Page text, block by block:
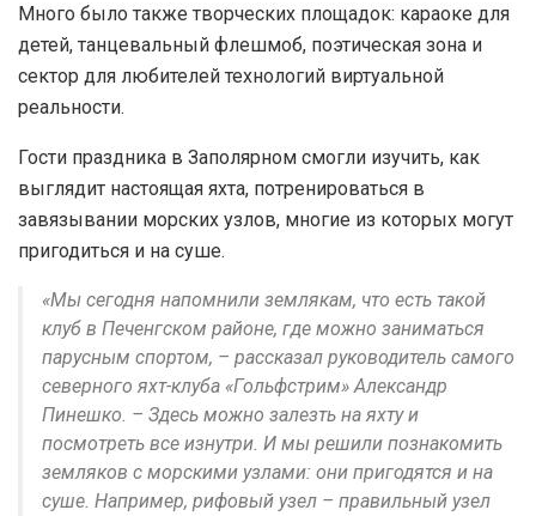
Много было также творческих площадок: караоке для
детей, танцевальный флешмоб, поэтическая зона и
сектор для любителей технологий виртуальной
реальности.
Гости праздника в Заполярном смогли изучить, как
выглядит настоящая яхта, потренироваться в
завязывании морских узлов, многие из которых могут
пригодиться и на суше.
«Мы сегодня напомнили землякам, что есть такой
клуб в Печенгском районе, где можно заниматься
парусным спортом, – рассказал руководитель самого
северного яхт-клуба «Гольфстрим» Александр
Пинешко. – Здесь можно залезть на яхту и
посмотреть все изнутри. И мы решили познакомить
земляков с морскими узлами: они пригодятся и на
суше. Например, рифовый узел – правильный узел